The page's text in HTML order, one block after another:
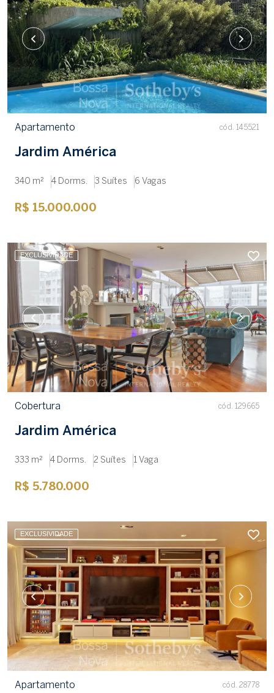
Apartamento cód. 145521
Jardim América
340 m² 4 Dorms. 3 Suítes 6 Vagas
R$ 15.000.000
EXCLUSIVIDADE
Cobertura cód. 129665
Jardim América
333 m² 4 Dorms. 2 Suítes 1 Vaga
R$ 5.780.000
EXCLUSIVIDADE
Apartamento cód. 28778